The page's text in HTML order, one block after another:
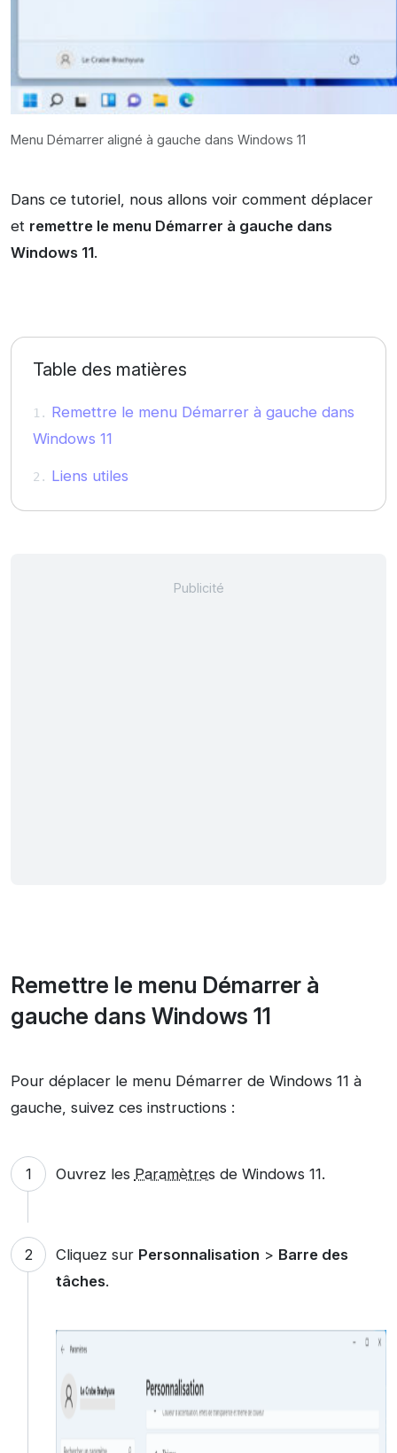
Menu Démarrer aligné à gauche dans Windows 11
Dans ce tutoriel, nous allons voir comment déplacer
et remettre le menu Démarrer à gauche dans
Windows 11.
Table des matières
Remettre le menu Démarrer à gauche dans
Windows 11
Liens utiles
Remettre le menu Démarrer à
gauche dans Windows 11
Pour déplacer le menu Démarrer de Windows 11 à
gauche, suivez ces instructions :
Ouvrez les Paramètres de Windows 11.
Cliquez sur Personnalisation > Barre des
tâches.